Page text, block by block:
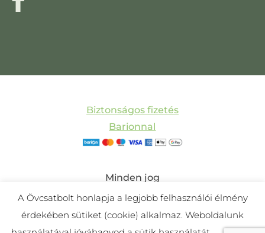
Biztonságos fizetés
Barionnal
Minden jog
fenntartva! © 2011-
2025 Övcsatbolt |
Készítette: Mira
A Övcsatbolt honlapja a legjobb felhasználói élmény
érdekében sütiket (cookie) alkalmaz. Weboldalunk